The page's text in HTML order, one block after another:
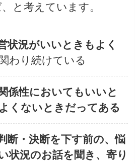
と考えています。
状況がいいときもよく
わり続けている
係性においてもいいと
くないときだってある
断・決断を下す前の、悩
状況のお話を聞き、寄り